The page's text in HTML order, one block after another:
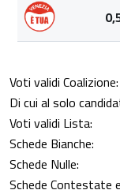
Voti validi Coalizione:
Di cui al solo
Voti validi Lista:
Schede Bianche:
Schede Nulle:
Schede Contestate